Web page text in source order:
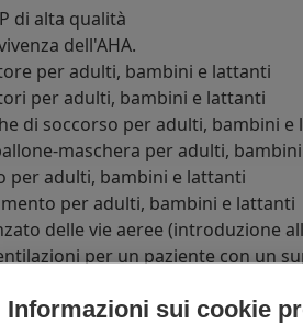
di alta qualità
dell'AHA.
per adulti, bambini e lattanti
per adulti, bambini e lattanti
di soccorso per adulti, bambini e
maschera per adulti,
per adulti, bambini e lattanti
per adulti, bambini e lattanti
delle vie aeree (introduzione
per un paziente con un
Informazioni sui cookie